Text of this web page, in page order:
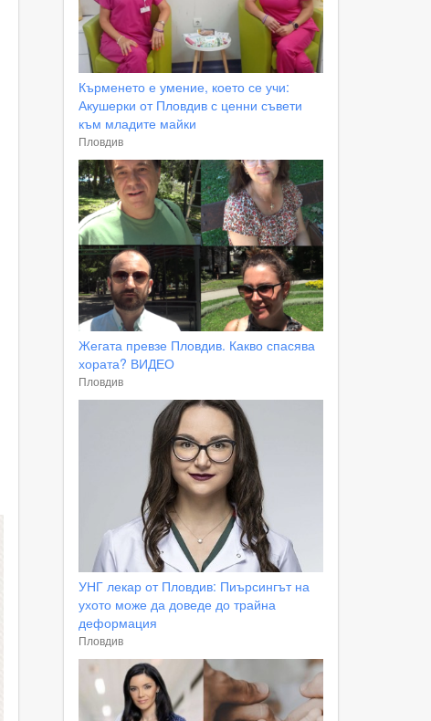
Кърменето е умение, което се учи:
Акушерки от Пловдив с ценни съвети
към младите майки
Пловдив
Жегата превзе Пловдив. Какво спасява
хората? ВИДЕО
Пловдив
УНГ лекар от Пловдив: Пиърсингът на
ухото може да доведе до трайна
деформация
Пловдив